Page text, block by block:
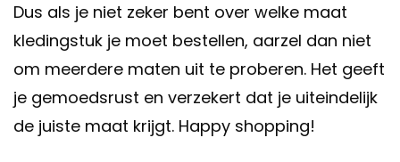
Dus als je niet zeker bent over welke maat
kledingstuk je moet bestellen, aarzel dan niet
om meerdere maten uit te proberen. Het geeft
je gemoedsrust en verzekert dat je uiteindelijk
de juiste maat krijgt. Happy shopping!